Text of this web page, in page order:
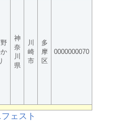
神
奈
川
県
川
崎
市
多
摩
区
0000000070